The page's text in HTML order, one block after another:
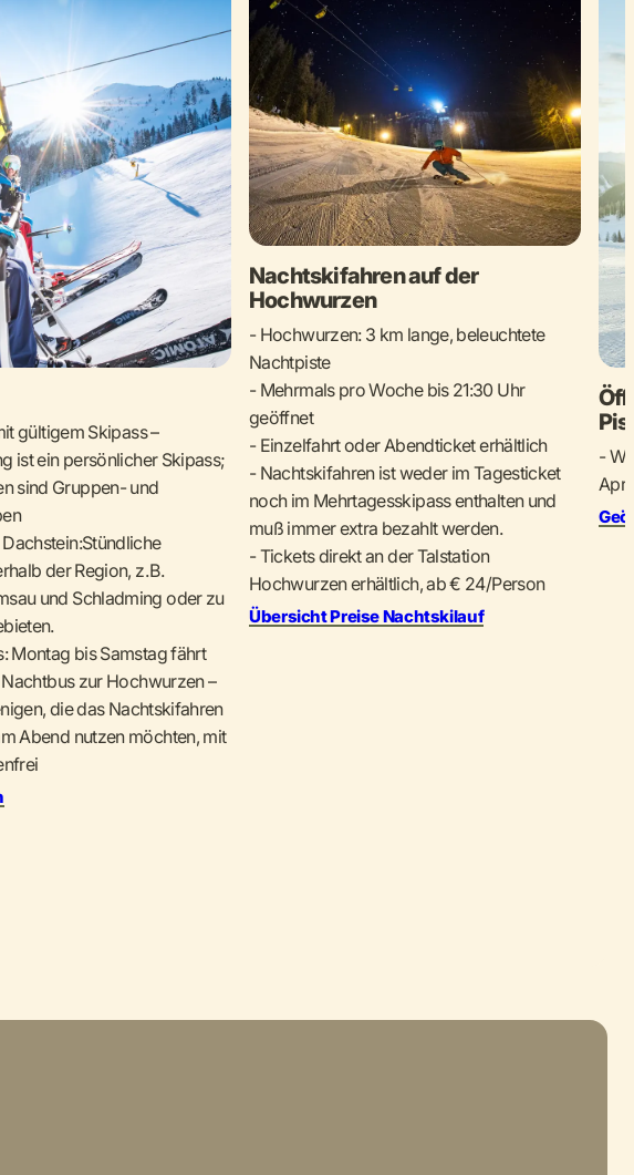
gültigem Skipass –
ist ein persönlicher Skipass;
sind Gruppen- und
der Region, z. B.
und Schladming oder zu
Montag bis Samstag fährt
zur Hochwurzen –
die das Nachtskifahren
Abend nutzen möchten, mit
Nachtskifahren auf der
Hochwurzen
- Hochwurzen: 3 km lange, beleuchtete
Nachtpiste
- Mehrmals pro Woche bis 21:30 Uhr
geöffnet
- Einzelfahrt oder Abendticket erhältlich
- Nachtskifahren ist weder im Tagesticket
noch im Mehrtagesskipass enthalten und
muß immer extra bezahlt werden.
- Tickets direkt an der Talstation
Hochwurzen erhältlich, ab € 24/Person
Übersicht Preise Nachtskilauf
-
April